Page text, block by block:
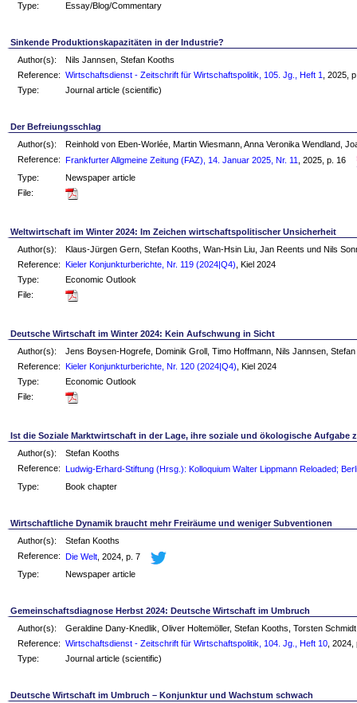
Type: Essay/Blog/Commentary
Sinkende Produktionskapazitäten in der Industrie?
Author(s):
Nils Jannsen, Stefan Kooths
Reference:
Wirtschaftsdienst - Zeitschrift für Wirtschaftspolitik, 105. Jg., Heft 1
, 2025,
Type:
Journal article (scientific)
Der Befreiungsschlag
Author(s):
Reinhold von Eben-Worlée, Martin Wiesmann, Anna Veronika Wendland,
Reference:
Frankfurter Allgmeine Zeitung (FAZ), 14. Januar 2025, Nr. 11
, 2025, p. 16
Type:
Newspaper article
File:
Weltwirtschaft im Winter 2024: Im Zeichen wirtschaftspolitischer Unsicherheit
Author(s):
Klaus-Jürgen Gern, Stefan Kooths, Wan-Hsin Liu, Jan Reents und Nils
Reference:
Kieler Konjunkturberichte, Nr. 119 (2024|Q4) , Kiel 2024
Type:
Economic Outlook
File:
Deutsche Wirtschaft im Winter 2024: Kein Aufschwung in Sicht
Author(s):
Jens Boysen-Hogrefe, Dominik Groll, Timo Hoffmann, Nils Jannsen,
Reference:
Kieler Konjunkturberichte, Nr. 120 (2024|Q4) , Kiel 2024
Type:
Economic Outlook
File:
Ist die Soziale Marktwirtschaft in der Lage, ihre soziale und ökologische Aufgabe
Author(s):
Stefan Kooths
Reference:
Ludwig-Erhard-Stiftung (Hrsg.): Kolloquium Walter Lippmann Reloaded;
Type:
Book chapter
Wirtschaftliche Dynamik braucht mehr Freiräume und weniger Subventionen
Author(s):
Stefan Kooths
Reference:
Die Welt , 2024, p. 7
Type:
Newspaper article
Gemeinschaftsdiagnose Herbst 2024: Deutsche Wirtschaft im Umbruch
Author(s):
Geraldine Dany-Knedlik, Oliver Holtemöller, Stefan Kooths, Torsten
Reference:
Wirtschaftsdienst - Zeitschrift für Wirtschaftspolitik, 104. Jg., Heft 10 ,
Type:
Journal article (scientific)
Deutsche Wirtschaft im Umbruch – Konjunktur und Wachstum schwach